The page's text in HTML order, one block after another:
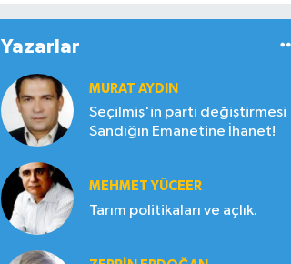
Yazarlar
MURAT AYDIN
Seçilmiş'in parti değiştirmesi
Sandığın Emanetine İhanet!
MEHMET YÜCEER
Tarım politikaları ve açlık.